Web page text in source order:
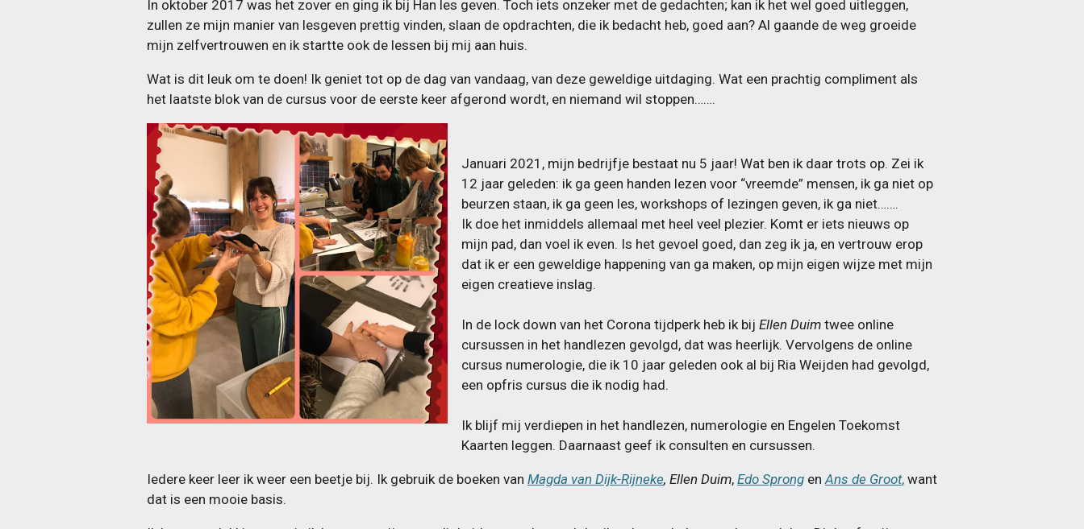
In oktober 2017 was het zover en ging ik bij Han les geven. Toch iets onzeker met de gedachten; kan ik het wel goed uitleggen,
zullen ze mijn manier van lesgeven prettig vinden, slaan de opdrachten, die ik bedacht heb, goed aan? Al gaande de weg groeide
mijn zelfvertrouwen en ik startte ook de lessen bij mij aan huis.
Wat is dit leuk om te doen! Ik geniet tot op de dag van vandaag, van deze geweldige uitdaging. Wat een prachtig compliment als
het laatste blok van de cursus voor de eerste keer afgerond wordt, en niemand wil stoppen…….
Januari 2021, mijn bedrijfje bestaat nu 5 jaar! Wat ben ik daar trots op. Zei ik
12 jaar geleden: ik ga geen handen lezen voor “vreemde” mensen, ik ga niet op
beurzen staan, ik ga geen les, workshops of lezingen geven, ik ga niet…….
Ik doe het inmiddels allemaal met heel veel plezier. Komt er iets nieuws op
mijn pad, dan voel ik even. Is het gevoel goed, dan zeg ik ja, en vertrouw erop
dat ik er een geweldige happening van ga maken, op mijn eigen wijze met mijn
eigen creatieve inslag.
In de lock down van het Corona tijdperk heb ik bij Ellen Duim twee online
cursussen in het handlezen gevolgd, dat was heerlijk. Vervolgens de online
cursus numerologie, die ik 10 jaar geleden ook al bij Ria Weijden had gevolgd,
een opfris cursus die ik nodig had.
Ik blijf mij verdiepen in het handlezen, numerologie en Engelen Toekomst
Kaarten leggen. Daarnaast geef ik consulten en cursussen.
Iedere keer leer ik weer een beetje bij. Ik gebruik de boeken van Magda van Dijk-Rijneke, Ellen Duim, Edo Sprong enAns de Groot, want
dat is een mooie basis.